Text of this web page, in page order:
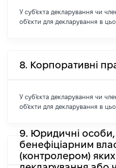
У суб'єкта декларування чи
об'єкти для декларування в
8. Корпоративні
У суб'єкта декларування чи
об'єкти для декларування в
9. Юридичні особи,
бенефіціарним
(контролером) яких